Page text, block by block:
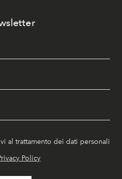
al trattamento dei dati personali
Policy